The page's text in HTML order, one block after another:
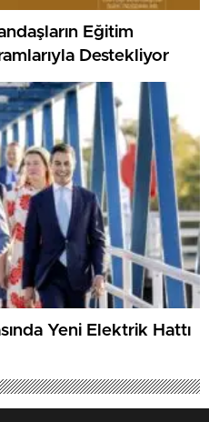
Eğitim
Destekliyor
Yeni Elektrik Hattı